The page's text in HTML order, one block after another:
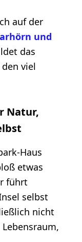
auf der
und
das
viel
Natur,
Haus
etwas
führt
selbst
nicht